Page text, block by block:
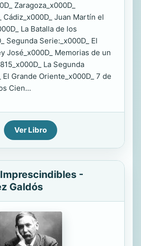
Zaragoza_x000D_
Cádiz_x000D_ Juan Martín el
La Batalla de los
Segunda Serie:_x000D_ El
José_x000D_ Memorias de un
La Segunda
El Grande Oriente_x000D_ 7 de
Cien...
Ver Libro
-
Galdós